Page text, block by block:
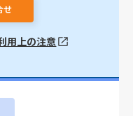
せ
用上の注意